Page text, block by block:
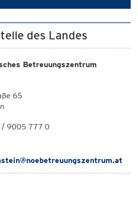
des Landes
Betreuungszentrum
65
/ 9005 777 0